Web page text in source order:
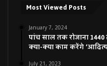
Most Viewed Posts
January 7, 2024
पांच साल तक रोजाना
क्या-क्या काम करेंगे
July 21, 2023